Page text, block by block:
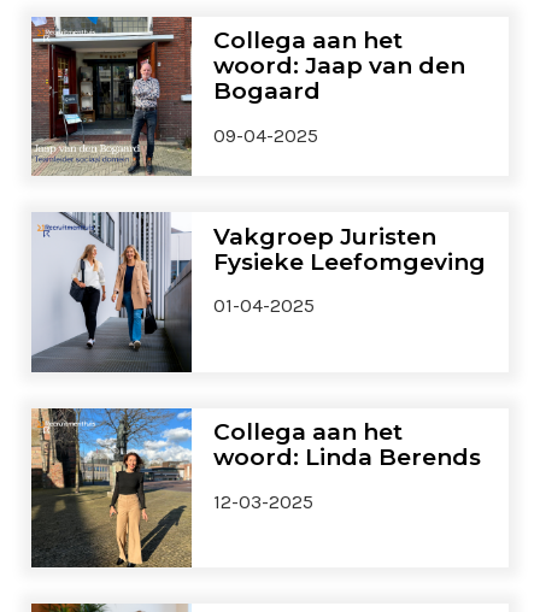
Collega aan het
woord: Jaap van den
Bogaard
09-04-2025
Vakgroep Juristen
Fysieke Leefomgeving
01-04-2025
Collega aan het
woord: Linda Berends
12-03-2025